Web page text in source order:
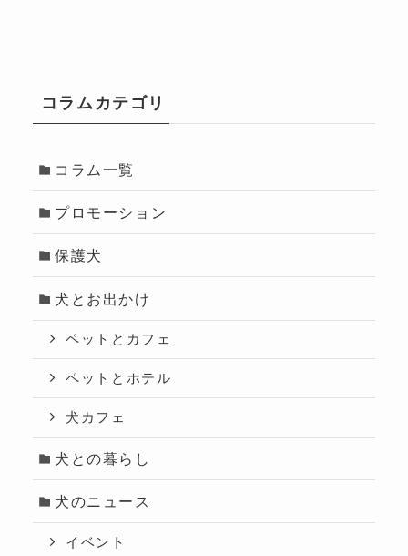
コラムカテゴリ
コラム一覧
プロモーション
保護犬
犬とお出かけ
ペットとカフェ
ペットとホテル
犬カフェ
犬との暮らし
犬のニュース
イベント